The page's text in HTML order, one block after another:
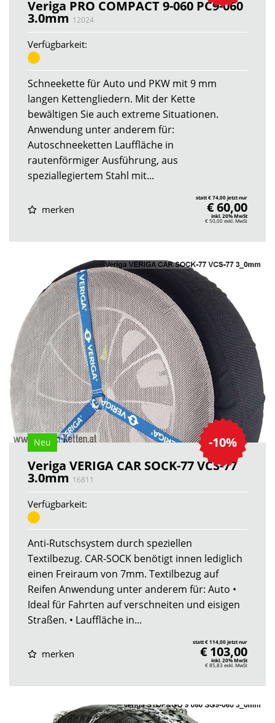
Veriga PRO COMPACT 9-060 PC9-060
3.0mm 12024
Verfügbarkeit:
Schneekette für Auto und PKW mit 9 mm
langen Kettengliedern. Mit der Kette
bewältigen Sie auch extreme Situationen.
Anwendung unter anderem für:
Autoschneeketten Lauffläche in
rautenförmiger Ausführung, aus
speziallegiertem Stahl mit...
merken
statt € 74,00 jetzt nur
€ 60,00
inkl. 20% MwSt
€ 50,00exkl. MwSt
-10%
Neu
Veriga VERIGA CAR SOCK-77 VCS-77
3.0mm 16811
Verfügbarkeit:
Anti-Rutschsystem durch speziellen
Textilbezug. CAR-SOCK benötigt innen lediglich
einen Freiraum von 7mm. Textilbezug auf
Reifen Anwendung unter anderem für: Auto •
Ideal für Fahrten auf verschneiten und eisigen
Straßen. • Lauffläche in...
merken
statt € 114,00 jetzt nur
€ 103,00
inkl. 20% MwSt
€ 85,83 exkl. MwSt